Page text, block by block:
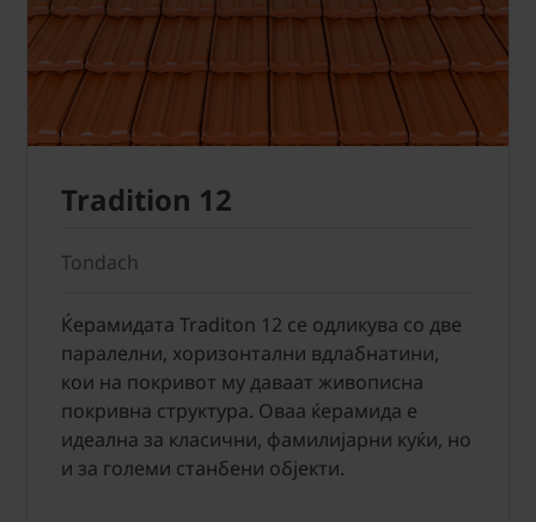
Tradition 12
Tondach
Ќерамидата Traditon 12 се одликува со две
паралелни, хоризонтални вдлабнатини,
кои на покривот му даваат живописна
покривна структура. Оваа ќерамида е
идеална за класични, фамилијарни куќи, но
и за големи станбени објекти.